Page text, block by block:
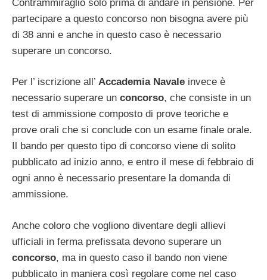
Contrammiraglio solo prima di andare in pensione. Per
partecipare a questo concorso non bisogna avere più
di 38 anni e anche in questo caso è necessario
superare un concorso.
Per l’ iscrizione all’ Accademia Navale invece è
necessario superare un concorso, che consiste in un
test di ammissione composto di prove teoriche e
prove orali che si conclude con un esame finale orale.
Il bando per questo tipo di concorso viene di solito
pubblicato ad inizio anno, e entro il mese di febbraio di
ogni anno è necessario presentare la domanda di
ammissione.
Anche coloro che vogliono diventare degli allievi
ufficiali in ferma prefissata devono superare un
concorso, ma in questo caso il bando non viene
pubblicato in maniera così regolare come nel caso